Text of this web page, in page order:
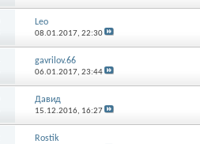
Leo
08.01.2017, 22:30
gavrilov.66
06.01.2017, 23:44
Давид
15.12.2016, 16:27
Rostik